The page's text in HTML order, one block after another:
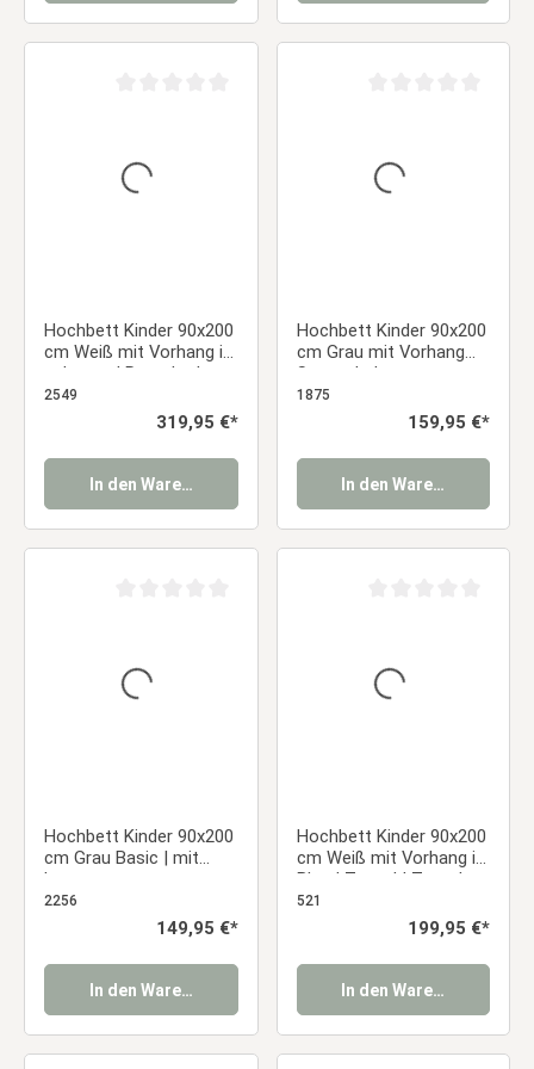
Hochbett Kinder 90x200
cm Weiß mit Vorhang in
schwarz | Rutsche |
Turm | mit Lattenrost |
mit Matratze | Pirat |
2549
Regulärer Preis:
319,95 €*
In den Warenkorb
Hochbett Kinder 90x200
cm Grau mit Vorhang
Sterne | ohne
Lattenrost
1875
Regulärer Preis:
159,95 €*
In den Warenkorb
Hochbett Kinder 90x200
cm Grau Basic | mit
Lattenrost
2256
Regulärer Preis:
149,95 €*
In den Warenkorb
Hochbett Kinder 90x200
cm Weiß mit Vorhang in
Blau | Tunnel | Turm |
Rutsche | ohne
521
Regulärer Preis:
199,95 €*
In den Warenkorb